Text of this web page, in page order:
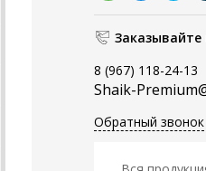
8 (967) 118-24-13
Shaik-
Обратный звонок